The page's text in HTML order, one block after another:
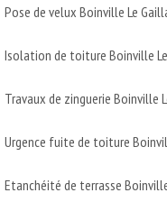
Pose de velux Boinville Le
Isolation de toiture Boinville
Travaux de zinguerie Boinville
Urgence fuite de toiture
Etanchéité de terrasse